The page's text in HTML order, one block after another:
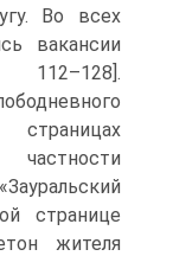
Во всех
вакансии
странице
жителя